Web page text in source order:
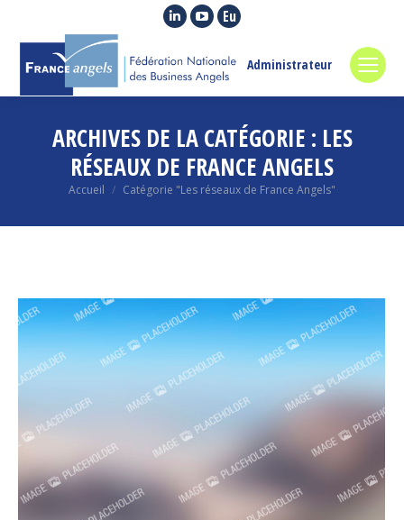
La
LinkedIn
s'ouvre
une
nouvelle
fenêtre
La
YouTube
s'ouvre
une
nouvelle
fenêtre
La
Euroquity
une
nouvelle
fenêtre
Administrateur
ARCHIVES DE LA CATÉGORIE : LES
RÉSEAUX DE FRANCE ANGELS
Vous êtes ici :
Accueil Catégorie "Les réseaux de France Angels"